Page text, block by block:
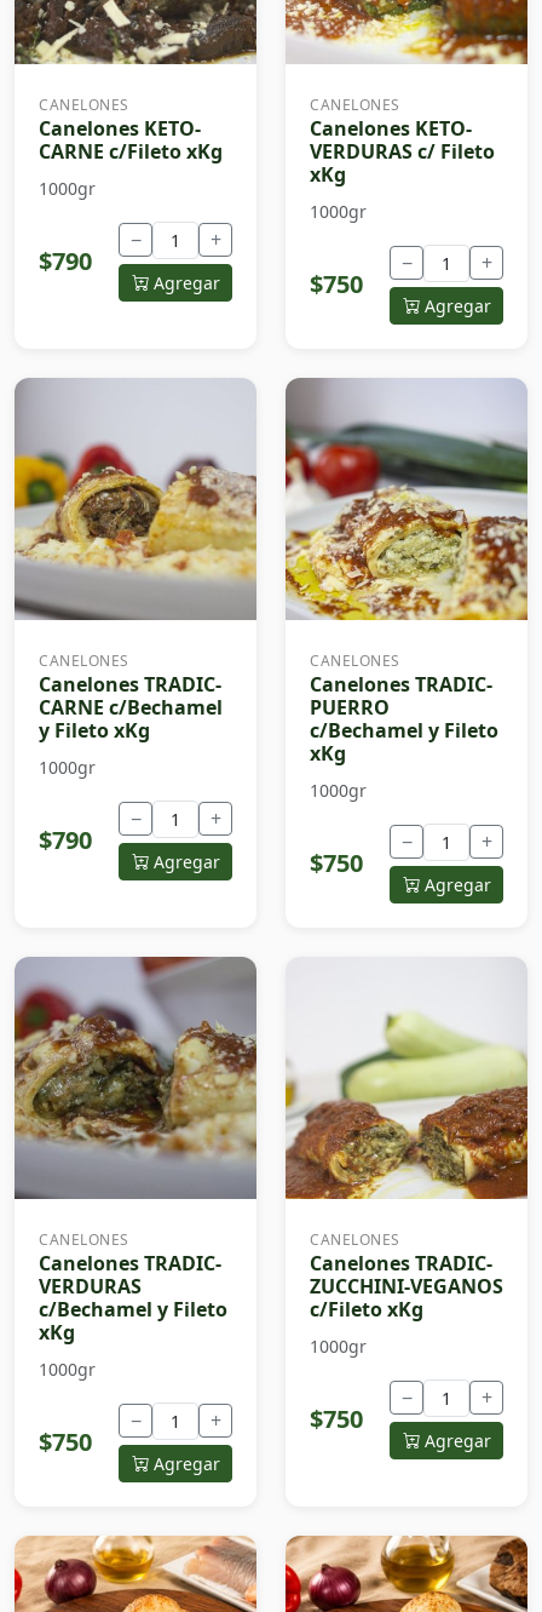
CANELONES
Canelones KETO-
CARNE c/Fileto xKg
1000gr
$790
− +
Agregar
CANELONES
Canelones KETO-
VERDURAS c/ Fileto
xKg
1000gr
$750
− +
Agregar
CANELONES
Canelones TRADIC-
CARNE c/Bechamel
y Fileto xKg
1000gr
$790
− +
Agregar
CANELONES
Canelones TRADIC-
PUERRO
c/Bechamel y Fileto
xKg
1000gr
$750
− +
Agregar
CANELONES
Canelones TRADIC-
VERDURAS
c/Bechamel y Fileto
xKg
1000gr
$750
− +
Agregar
CANELONES
Canelones TRADIC-
ZUCCHINI-VEGANOS
c/Fileto xKg
1000gr
$750
− +
Agregar